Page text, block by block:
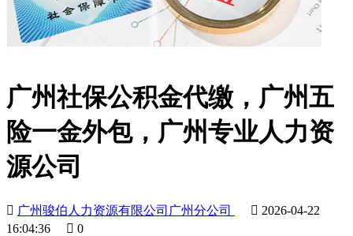
广州社保公积金代缴，广州五
险一金外包，广州专业人力资
源公司
 广州骏伯人力资源有限公司广州分公司  2026-04-22
16:04:36
 0